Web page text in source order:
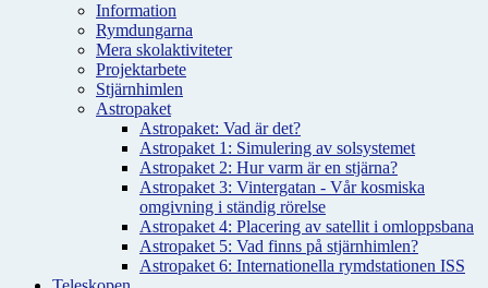
Information
Rymdungarna
Mera skolaktiviteter
Projektarbete
Stjärnhimlen
Astropaket
Astropaket: Vad är det?
Astropaket 1: Simulering av solsystemet
Astropaket 2: Hur varm är en stjärna?
Astropaket 3: Vintergatan - Vår kosmiska
omgivning i ständig rörelse
Astropaket 4: Placering av satellit i omloppsbana
Astropaket 5: Vad finns på stjärnhimlen?
Astropaket 6: Internationella rymdstationen ISS